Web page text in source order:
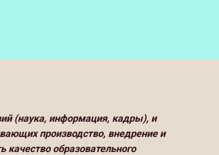
(наука, информация, кадры), и
производство, внедрение и
образовательного